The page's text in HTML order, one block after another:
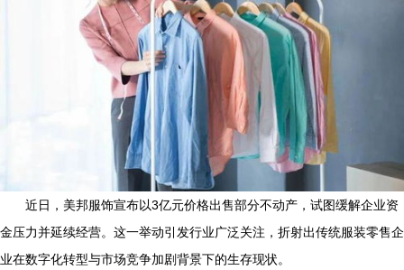
近日，美邦服饰宣布以3亿元价格出售部分不动产，试图缓解企业资
金压力并延续经营。这一举动引发行业广泛关注，折射出传统服装零售企
业在数字化转型与市场竞争加剧背景下的生存现状。